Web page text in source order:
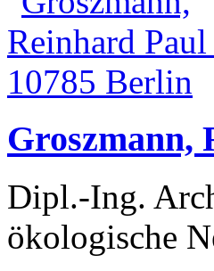
Groszmann,
Dipl.-Ing.
ökologische